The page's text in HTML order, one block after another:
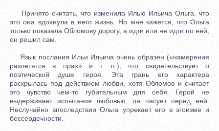
Принято считать, что изменила Илью Ильича Ольга, что
это она вдохнула в него жизнь. Но мне кажется, что Ольга
только показала Обломову дорогу, а идти или не идти по ней,
он решил сам.
Язык послания Ильи Ильича очень образен («намерения
разлетятся в прах» и т. п.), что свидетельствует о
поэтической душе героя. Эта грань его характера
раскрылась под действием любви, хотя Обломов и считает
это чувство чем-то губительным для себя. Герой не
выдерживает испытания любовью, он пасует перед ней.
Неслучайно впоследствии Ольга упрекает его в эгоизме и
бессердечности.